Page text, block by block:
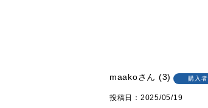
maako 3 購入者
投稿日 2025/05/19